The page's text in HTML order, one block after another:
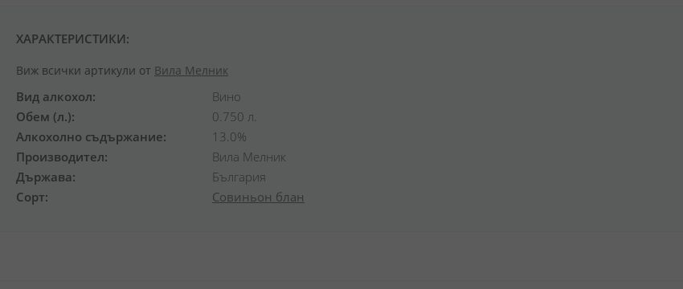
ХАРАКТЕРИСТИКИ:
Виж всички артикули от Вила Мелник
Вид алкохол
Вино
Обем (л.)
0.750 л.
Алкохолно съдържание
13.0%
Производител
Вила Мелник
Държава
България
Сорт
Совиньон блан